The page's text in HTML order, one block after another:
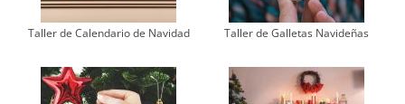
Taller de Calendario de Navidad Taller de Galletas Navideñas